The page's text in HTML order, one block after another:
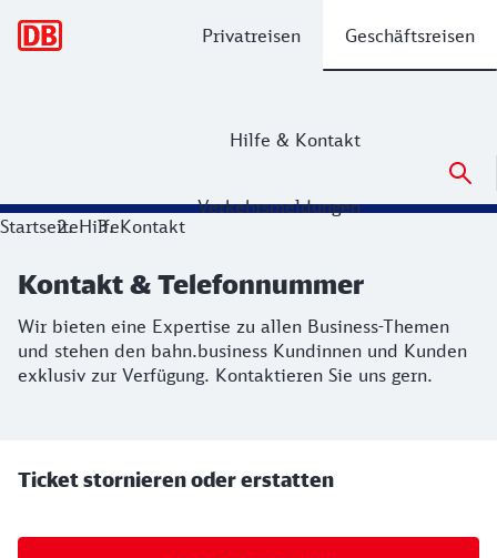
Privatreisen Geschäftsreisen
Hilfe & Kontakt
Verkehrsmeldungen
Kontakt & Telefonnummer
StartseiteHilfeKontakt
Kontakt & Telefonnummer
Wir bieten eine Expertise zu allen Business-Themen
und stehen den bahn.business Kundinnen und Kunden
exklusiv zur Verfügung. Kontaktieren Sie uns gern.
Ticket stornieren oder erstatten